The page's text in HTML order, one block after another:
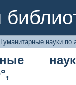
науки по
науки по